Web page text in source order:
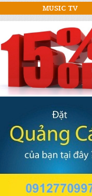
MUSIC TV